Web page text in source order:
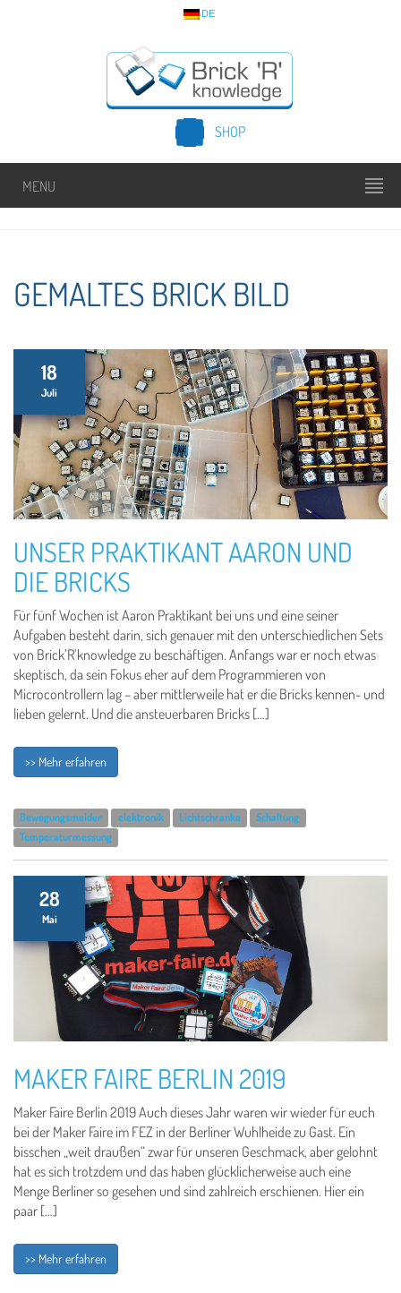
DE
SHOP
MENU
GEMALTES BRICK BILD
18
Juli
UNSER PRAKTIKANT AARON UND
DIE BRICKS
Für fünf Wochen ist Aaron Praktikant bei uns und eine seiner
Aufgaben besteht darin, sich genauer mit den unterschiedlichen Sets
von Brick’R’knowledge zu beschäftigen. Anfangs war er noch etwas
skeptisch, da sein Fokus eher auf dem Programmieren von
Microcontrollern lag – aber mittlerweile hat er die Bricks kennen- und
lieben gelernt. Und die ansteuerbaren Bricks […]
>> Mehr erfahren
Bewegungsmelder elektronik Lichtschranke
Schaltung
Temperaturmessung
28
Mai
MAKER FAIRE BERLIN 2019
Maker Faire Berlin 2019 Auch dieses Jahr waren wir wieder für euch
bei der Maker Faire im FEZ in der Berliner Wuhlheide zu Gast. Ein
bisschen „weit draußen“ zwar für unseren Geschmack, aber gelohnt
hat es sich trotzdem und das haben glücklicherweise auch eine
Menge Berliner so gesehen und sind zahlreich erschienen. Hier ein
paar […]
>> Mehr erfahren